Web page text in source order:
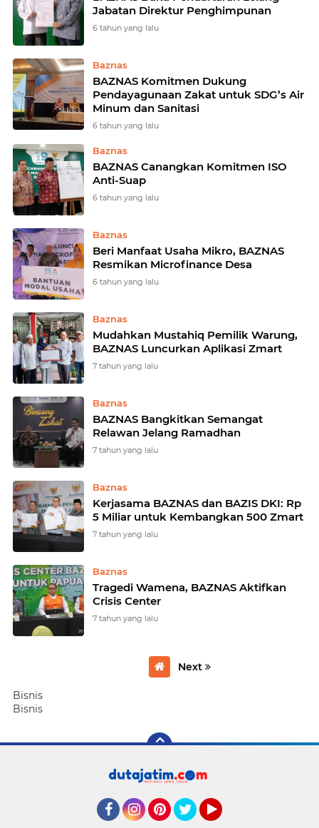
Jabatan Direktur Penghimpunan
6 tahun yang lalu
Baznas
BAZNAS Komitmen Dukung
Pendayagunaan Zakat untuk SDG’s Air
Minum dan Sanitasi
6 tahun yang lalu
Baznas
BAZNAS Canangkan Komitmen ISO
Anti-Suap
6 tahun yang lalu
Baznas
Beri Manfaat Usaha Mikro, BAZNAS
Resmikan Microfinance Desa
6 tahun yang lalu
Baznas
Mudahkan Mustahiq Pemilik Warung,
BAZNAS Luncurkan Aplikasi Zmart
7 tahun yang lalu
Baznas
BAZNAS Bangkitkan Semangat
Relawan Jelang Ramadhan
7 tahun yang lalu
Baznas
Kerjasama BAZNAS dan BAZIS DKI: Rp
5 Miliar untuk Kembangkan 500 Zmart
7 tahun yang lalu
Baznas
Tragedi Wamena, BAZNAS Aktifkan
Crisis Center
7 tahun yang lalu
Next
Bisnis
Bisnis